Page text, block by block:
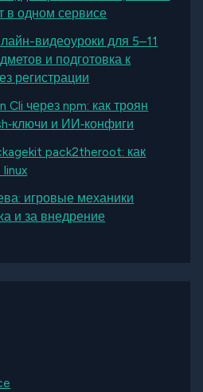
в одном сервисе
видеоуроки для 5–11
и подготовка к
регистрации
через npm: как троян
и ИИ‑конфиги
pack2theroot: как
игровые механики
и за внедрение